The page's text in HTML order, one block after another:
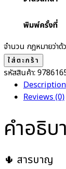
พิมพ์ครั้งที่
จำนวน กฎหมายว่า
ใส่ตะกร้า
รหัสสินค้า:
Description
Reviews (0)
คำอธิบ
🌵 สารบาญ